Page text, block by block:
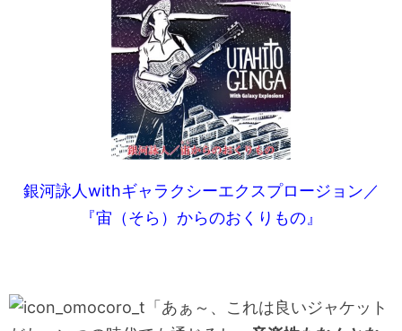
銀河詠人withギャラクシーエクスプロージョン／
『宙（そら）からのおくりもの』
「あぁ～、これは良いジャケット